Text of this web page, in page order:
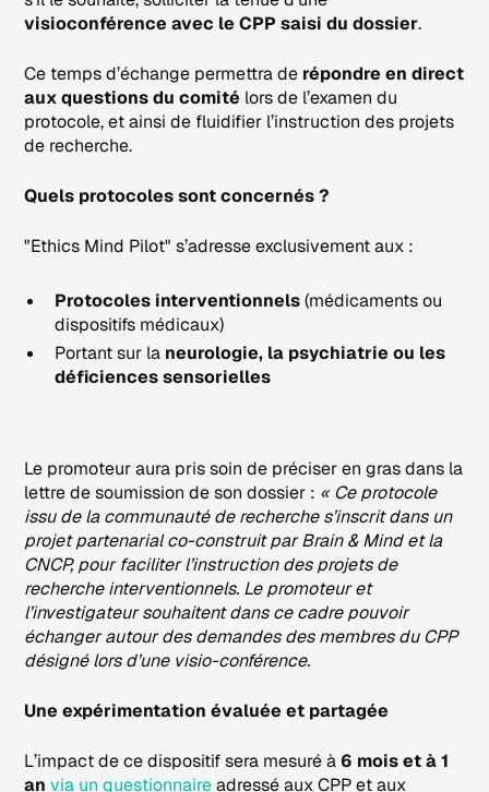
visioconférence avec le CPP saisi du dossier.
Ce temps d’échange permettra de répondre en direct
aux questions du comité lors de l’examen du
protocole, et ainsi de fluidifier l’instruction des projets
de recherche.
Quels protocoles sont concernés ?
"Ethics Mind Pilot" s’adresse exclusivement aux :
Protocoles interventionnels(médicaments ou
dispositifs médicaux)
Portant sur la neurologie, la psychiatrie ou les
déficiences sensorielles
Le promoteur aura pris soin de préciser en gras dans la
lettre de soumission de son dossier : « Ce protocole
issu de la communauté de recherche s’inscrit dans un
projet partenarial co-construit par Brain & Mind et la
CNCP, pour faciliter l’instruction des projets de
recherche interventionnels. Le promoteur et
l’investigateur souhaitent dans ce cadre pouvoir
échanger autour des demandes des membres du CPP
désigné lors d’une visio-conférence.
Une expérimentation évaluée et partagée
L’impact de ce dispositif sera mesuré à 6 mois et à 1
anvia un questionnaireadressé aux CPP et aux